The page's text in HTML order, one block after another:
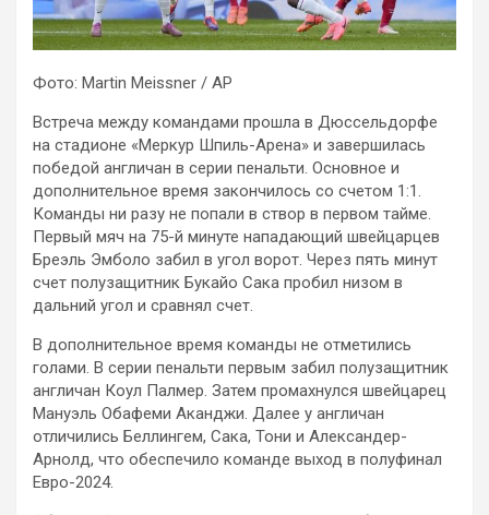
Фото: Martin Meissner / AP
Встреча между командами прошла в Дюссельдорфе
на стадионе «Меркур Шпиль-Арена» и завершилась
победой англичан в серии пенальти. Основное и
дополнительное время закончилось со счетом 1:1.
Команды ни разу не попали в створ в первом тайме.
Первый мяч на 75-й минуте нападающий швейцарцев
Бреэль Эмболо забил в угол ворот. Через пять минут
счет полузащитник Букайо Сака пробил низом в
дальний угол и сравнял счет.
В дополнительное время команды не отметились
голами. В серии пенальти первым забил полузащитник
англичан Коул Палмер. Затем промахнулся швейцарец
Мануэль Обафеми Аканджи. Далее у англичан
отличились Беллингем, Сака, Тони и Александер-
Арнолд, что обеспечило команде выход в полуфинал
Евро-2024.